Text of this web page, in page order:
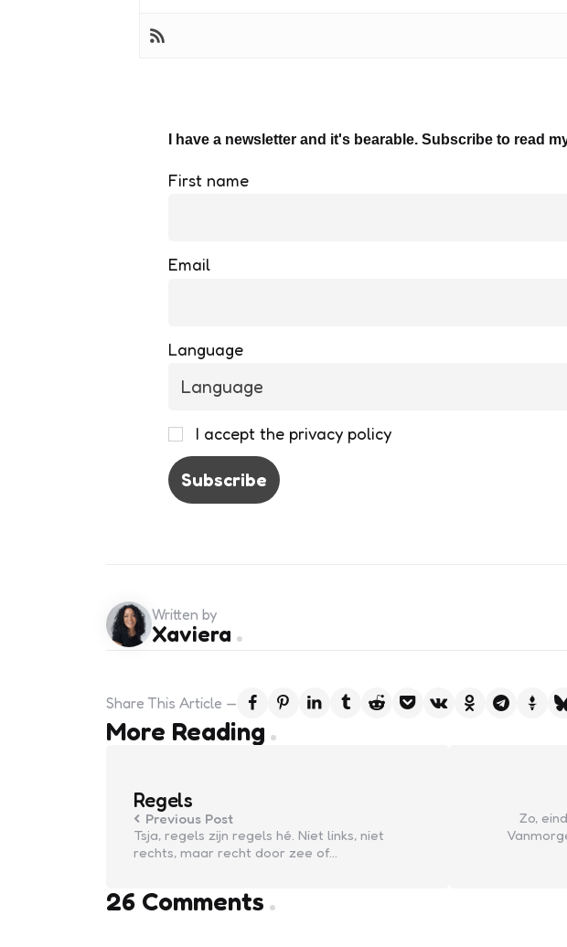
I have a newsletter and it's bearable. Subscribe to read
First name
Email
Language
I accept the privacy policy
Written by
Xaviera
Share This Article
More Reading
Post
Regels
Previous Post
Tsja, regels zijn regels hé. Niet links, niet
rechts, maar recht door zee of…
Zo,
26 Comments